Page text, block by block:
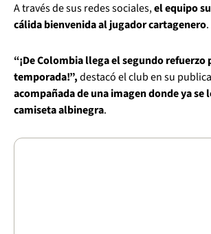
A través de sus redes sociales,el equipo
cálida bienvenida al jugador cartagenero.
“¡De Colombia llega el segundo
temporada!”,destacó el club en su
acompañada de una imagen donde ya se
camiseta albinegra.